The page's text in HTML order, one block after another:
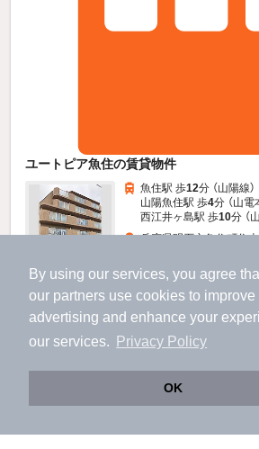
By using our services, you agree
our partners use cookies to improve
advertising and enhance your
our services.
Privacy Policy
OK
アプリに切り替えて、サクサクお
会員登録なしですぐ使える。マップ検
ユートピア魚住の賃貸物件
すべての写真
魚住駅 歩12分 （山陽線）
山陽魚住駅 歩4分 （山電
西江井ヶ島駅 歩10分 （
兵庫県明石市魚住町住
駐車場あり 駐輪場あり
（管理費5,000円）
敷 不要 礼 不要